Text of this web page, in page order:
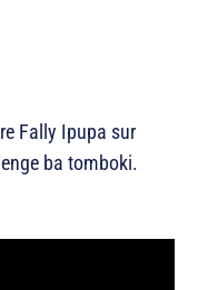
Fally Ipupa sur
ba tomboki.